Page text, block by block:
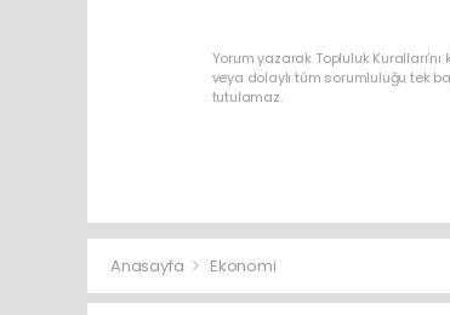
Yorum yazarak Topluluk
veya dolaylı tüm sorumluluğu tek
tutulamaz.
Anasayfa Ekonomi